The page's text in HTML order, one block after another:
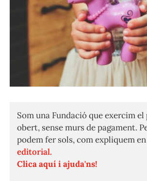
Som una Fundació que exercim
obert, sense murs de pagament.
podem fer sols, com expliquem en
editorial.
Clica aquí i ajuda'ns!